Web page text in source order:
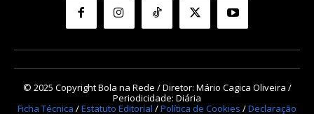
© 2025 Copyright Bola na Rede / Diretor: Mário Cagica Oliveira /
Periodicidade: Diária
Ficha Técnica /Estatuto Editorial /Política de Cookies /Declaração